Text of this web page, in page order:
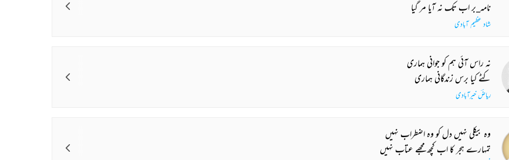
نامہ_بر اب تک نہ آیا مر گیا
شاد عظیم آبادی
نہ راس آئی ہم کو جوانی ہماری
کٹے کیا برس زندگانی ہماری
ریاضؔ خیرآبادی
وہ بیکلی نہیں دل کو وہ اضطراب نہیں
تمہارے ہجر کا اب کچھ مجھے عتاب نہیں